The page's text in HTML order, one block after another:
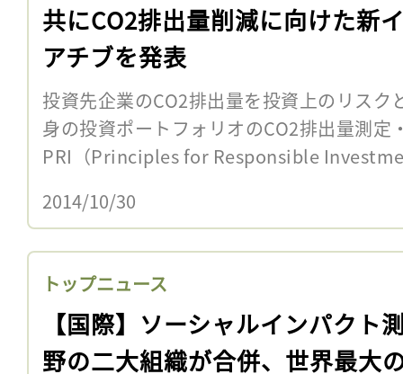
共にCO2排出量削減に向けた新
アチブを発表
投資先企業のCO2排出量を投資上のリスク
身の投資ポートフォリオのCO2排出量測定
PRI（Principles for Responsible
2014/10/30
トップニュース
【国際】ソーシャルインパクト
野の二大組織が合併、世界最大